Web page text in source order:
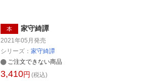
本 家守綺譚
2021年05月 発売
シリーズ： 家守綺譚
ご注文できない商品
3,410円 (税込)